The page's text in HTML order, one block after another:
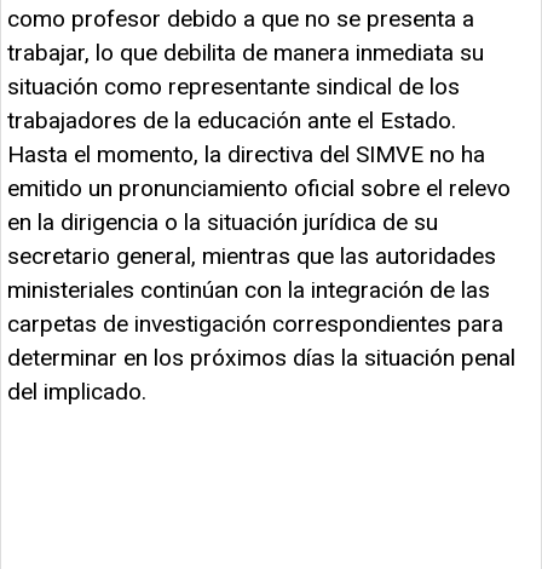
como profesor debido a que no se presenta a
trabajar, lo que debilita de manera inmediata su
situación como representante sindical de los
trabajadores de la educación ante el Estado.
Hasta el momento, la directiva del SIMVE no ha
emitido un pronunciamiento oficial sobre el relevo
en la dirigencia o la situación jurídica de su
secretario general, mientras que las autoridades
ministeriales continúan con la integración de las
carpetas de investigación correspondientes para
determinar en los próximos días la situación penal
del implicado.